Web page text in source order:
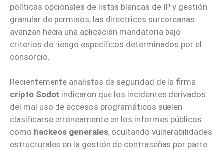
políticas opcionales de listas blancas de IP y gestión
granular de permisos, las directrices surcoreanas
avanzan hacia una aplicación mandatoria bajo
criterios de riesgo específicos determinados por el
consorcio.
Recientemente analistas de seguridad de la firma
cripto Sodot indicaron que los incidentes derivados
del mal uso de accesos programáticos suelen
clasificarse erróneamente en los informes públicos
como hackeos generales, ocultando vulnerabilidades
estructurales en la gestión de contraseñas por parte